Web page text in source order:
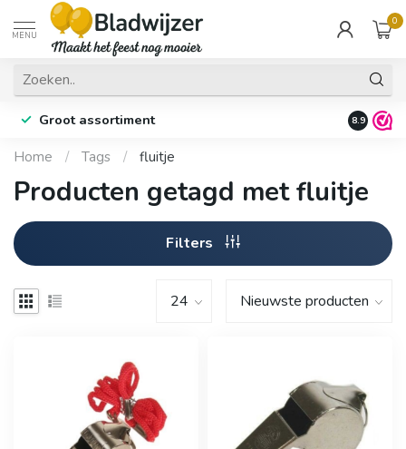
MENU
0
Groot assortiment Fysieke
8.9
Home / Tags / fluitje
Producten getagd met fluitje
Filters